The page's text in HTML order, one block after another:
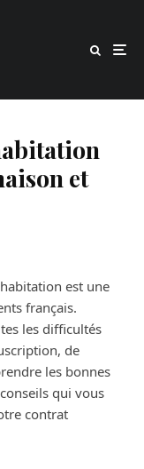
et
est une
français.
les difficultés
de
les bonnes
qui vous
contrat